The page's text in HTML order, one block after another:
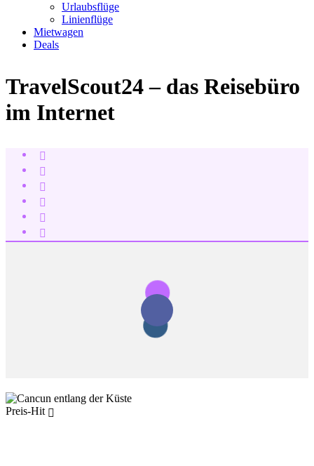
Urlaubsflüge
Linienflüge
Mietwagen
Deals
TravelScout24 – das Reisebüro
im Internet
Preis-Hit